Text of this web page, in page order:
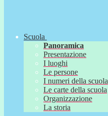
Scuola
Panoramica
Presentazione
I luoghi
Le persone
I numeri della scuola
Le carte della scuola
Organizzazione
La storia